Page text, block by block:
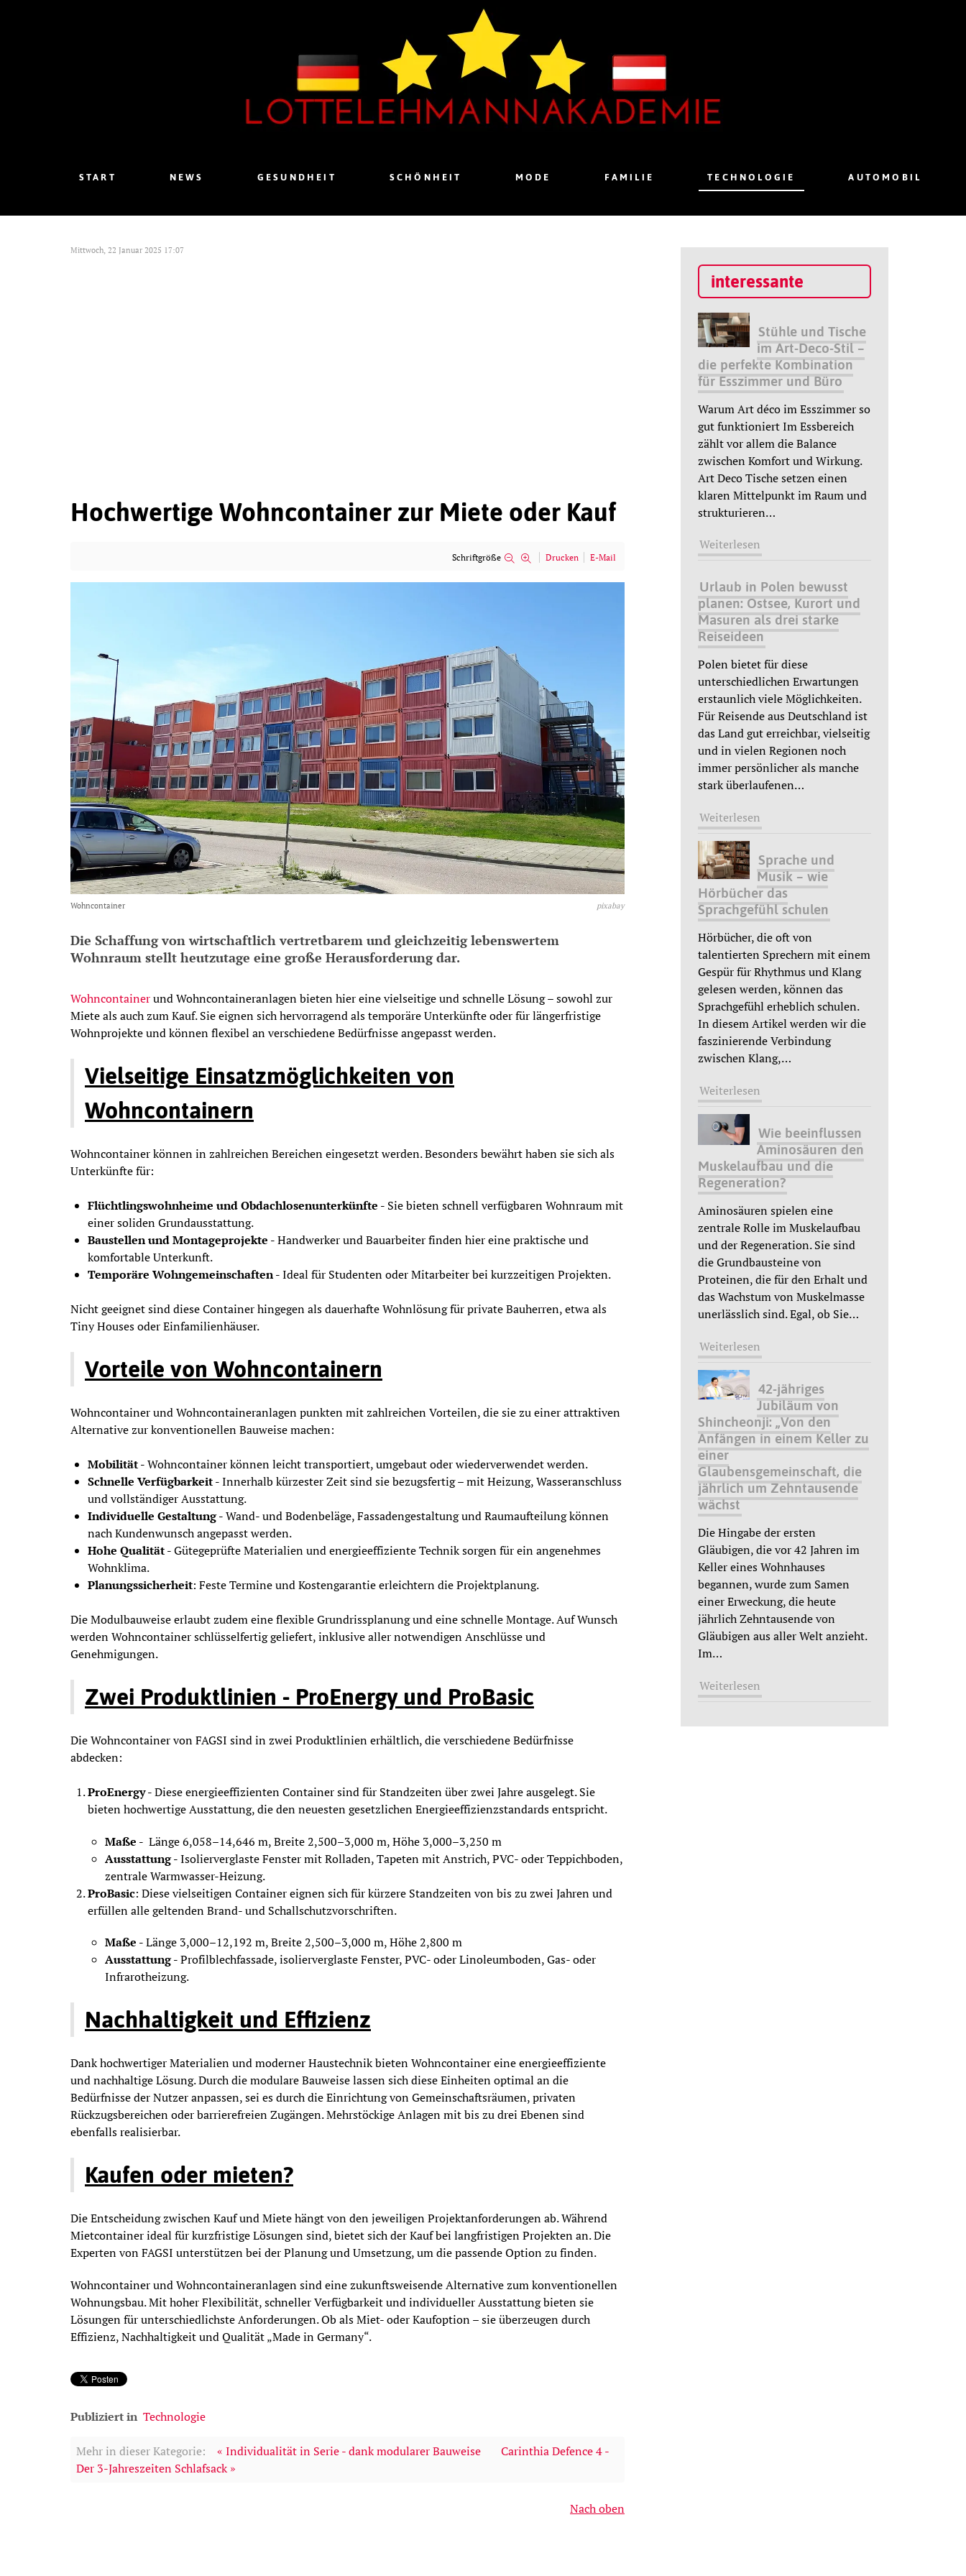
START NEWS GESUNDHEIT SCHÖNHEIT MODE FAMILIE TECHNOLOGIE AUTOMOBIL
Mittwoch, 22 Januar 2025 17:07
Hochwertige Wohncontainer zur Miete oder Kauf
Schriftgröße Drucken E-Mail
Wohncontainer pixabay
Die Schaffung von wirtschaftlich vertretbarem und gleichzeitig lebenswertem
Wohnraum stellt heutzutage eine große Herausforderung dar.
Wohncontainerund Wohncontaineranlagen bieten hier eine vielseitige und schnelle Lösung – sowohl zur
Miete als auch zum Kauf. Sie eignen sich hervorragend als temporäre Unterkünfte oder für längerfristige
Wohnprojekte und können flexibel an verschiedene Bedürfnisse angepasst werden.
Vielseitige Einsatzmöglichkeiten von
Wohncontainern
Wohncontainer können in zahlreichen Bereichen eingesetzt werden. Besonders bewährt haben sie sich als
Unterkünfte für:
Flüchtlingswohnheime und Obdachlosenunterkünfte - Sie bieten schnell verfügbaren Wohnraum mit
einer soliden Grundausstattung.
Baustellen und Montageprojekte -Handwerker und Bauarbeiter finden hier eine praktische und
komfortable Unterkunft.
Temporäre Wohngemeinschaften -Ideal für Studenten oder Mitarbeiter bei kurzzeitigen Projekten.
Nicht geeignet sind diese Container hingegen als dauerhafte Wohnlösung für private Bauherren, etwa als
Tiny Houses oder Einfamilienhäuser.
Vorteile von Wohncontainern
Wohncontainer und Wohncontaineranlagen punkten mit zahlreichen Vorteilen, die sie zu einer attraktiven
Alternative zur konventionellen Bauweise machen:
Mobilität -Wohncontainer können leicht transportiert, umgebaut oder wiederverwendet werden.
Schnelle Verfügbarkeit -Innerhalb kürzester Zeit sind sie bezugsfertig – mit Heizung, Wasseranschluss
und vollständiger Ausstattung.
Individuelle Gestaltung -Wand- und Bodenbeläge, Fassadengestaltung und Raumaufteilung können
nach Kundenwunsch angepasst werden.
Hohe Qualität -Gütegeprüfte Materialien und energieeffiziente Technik sorgen für ein angenehmes
Wohnklima.
Planungssicherheit: Feste Termine und Kostengarantie erleichtern die Projektplanung.
Die Modulbauweise erlaubt zudem eine flexible Grundrissplanung und eine schnelle Montage. Auf Wunsch
werden Wohncontainer schlüsselfertig geliefert, inklusive aller notwendigen Anschlüsse und
Genehmigungen.
Zwei Produktlinien - ProEnergy und ProBasic
Die Wohncontainer von FAGSI sind in zwei Produktlinien erhältlich, die verschiedene Bedürfnisse
abdecken:
ProEnergy -Diese energieeffizienten Container sind für Standzeiten über zwei Jahre ausgelegt. Sie
bieten hochwertige Ausstattung, die den neuesten gesetzlichen Energieeffizienzstandards entspricht.
Maße - Länge 6,058–14,646 m, Breite 2,500–3,000 m, Höhe 3,000–3,250 m
Ausstattung -Isolierverglaste Fenster mit Rolladen, Tapeten mit Anstrich, PVC- oder Teppichboden,
zentrale Warmwasser-Heizung.
ProBasic: Diese vielseitigen Container eignen sich für kürzere Standzeiten von bis zu zwei Jahren und
erfüllen alle geltenden Brand- und Schallschutzvorschriften.
Maße -Länge 3,000–12,192 m, Breite 2,500–3,000 m, Höhe 2,800 m
Ausstattung -Profilblechfassade, isolierverglaste Fenster, PVC- oder Linoleumboden, Gas- oder
Infrarotheizung.
Nachhaltigkeit und Effizienz
Dank hochwertiger Materialien und moderner Haustechnik bieten Wohncontainer eine energieeffiziente
und nachhaltige Lösung. Durch die modulare Bauweise lassen sich diese Einheiten optimal an die
Bedürfnisse der Nutzer anpassen, sei es durch die Einrichtung von Gemeinschaftsräumen, privaten
Rückzugsbereichen oder barrierefreien Zugängen. Mehrstöckige Anlagen mit bis zu drei Ebenen sind
ebenfalls realisierbar.
Kaufen oder mieten?
Die Entscheidung zwischen Kauf und Miete hängt von den jeweiligen Projektanforderungen ab. Während
Mietcontainer ideal für kurzfristige Lösungen sind, bietet sich der Kauf bei langfristigen Projekten an. Die
Experten von FAGSI unterstützen bei der Planung und Umsetzung, um die passende Option zu finden.
Wohncontainer und Wohncontaineranlagen sind eine zukunftsweisende Alternative zum konventionellen
Wohnungsbau. Mit hoher Flexibilität, schneller Verfügbarkeit und individueller Ausstattung bieten sie
Lösungen für unterschiedlichste Anforderungen. Ob als Miet- oder Kaufoption – sie überzeugen durch
Effizienz, Nachhaltigkeit und Qualität „Made in Germany“.
Publiziert in Technologie
Mehr in dieser Kategorie: « Individualität in Serie - dank modularer Bauweise
Carinthia Defence 4 -
Der 3-Jahreszeiten Schlafsack »
Nach oben
interessante
Stühle und Tische
im Art-Deco-Stil –
die perfekte Kombination
für Esszimmer und Büro
Warum Art déco im Esszimmer so
gut funktioniert Im Essbereich
zählt vor allem die Balance
zwischen Komfort und Wirkung.
Art Deco Tische setzen einen
klaren Mittelpunkt im Raum und
strukturieren…
Weiterlesen
Urlaub in Polen bewusst
planen: Ostsee, Kurort und
Masuren als drei starke
Reiseideen
Polen bietet für diese
unterschiedlichen Erwartungen
erstaunlich viele Möglichkeiten.
Für Reisende aus Deutschland ist
das Land gut erreichbar, vielseitig
und in vielen Regionen noch
immer persönlicher als manche
stark überlaufenen…
Weiterlesen
Sprache und
Musik – wie
Hörbücher das
Sprachgefühl schulen
Hörbücher, die oft von
talentierten Sprechern mit einem
Gespür für Rhythmus und Klang
gelesen werden, können das
Sprachgefühl erheblich schulen.
In diesem Artikel werden wir die
faszinierende Verbindung
zwischen Klang,…
Weiterlesen
Wie beeinflussen
Aminosäuren den
Muskelaufbau und die
Regeneration?
Aminosäuren spielen eine
zentrale Rolle im Muskelaufbau
und der Regeneration. Sie sind
die Grundbausteine von
Proteinen, die für den Erhalt und
das Wachstum von Muskelmasse
unerlässlich sind. Egal, ob Sie…
Weiterlesen
42-jähriges
Jubiläum von
Shincheonji: „Von den
Anfängen in einem Keller zu
einer
Glaubensgemeinschaft, die
jährlich um Zehntausende
wächst
Die Hingabe der ersten
Gläubigen, die vor 42 Jahren im
Keller eines Wohnhauses
begannen, wurde zum Samen
einer Erweckung, die heute
jährlich Zehntausende von
Gläubigen aus aller Welt anzieht.
Im…
Weiterlesen